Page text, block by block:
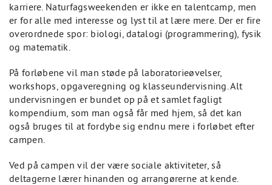
karriere. Naturfagsweekenden er ikke en talentcamp, men
er for alle med interesse og lyst til at lære mere. Der er fire
overordnede spor: biologi, datalogi (programmering), fysik
og matematik.
På forløbene vil man støde på laboratorieøvelser,
workshops, opgaveregning og klasseundervisning. Alt
undervisningen er bundet op på et samlet fagligt
kompendium, som man også får med hjem, så det kan
også bruges til at fordybe sig endnu mere i forløbet efter
campen.
Ved på campen vil der være sociale aktiviteter, så
deltagerne lærer hinanden og arrangørerne at kende.